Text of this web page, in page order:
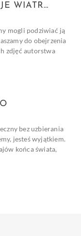
WIATR…
mogli podziwiać ją
do obejrzenia
zdjęć autorstwa
bez uzbierania
jesteś wyjątkiem.
końca świata,